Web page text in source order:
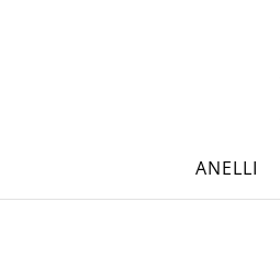
ANELLI